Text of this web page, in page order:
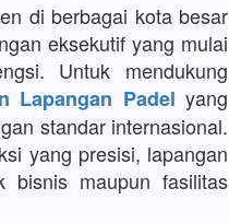
di berbagai kota besar
eksekutif yang mulai
Untuk mendukung
Lapangan Padel yang
standar internasional.
yang presisi, lapangan
bisnis maupun fasilitas